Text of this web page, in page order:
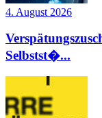
4. August 2026
Selbstst�...